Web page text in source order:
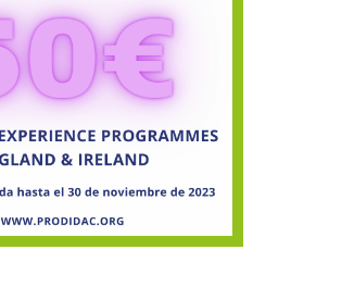
está «minada», nuevas
bajo nuestro suelo
2015